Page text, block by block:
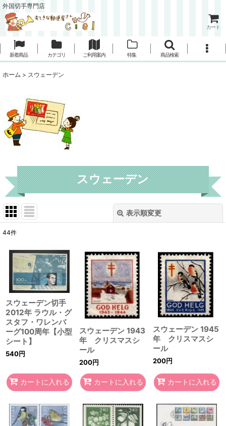
外国切手専門店
カート
新着商品 カテゴリ ご利用案内 特集 商品検索
ホーム > スウェーデン
スウェーデン
表示順変更
在庫あり
並び順:
絞り込む
44件
スウェーデン切手
2012年 ラウル・グ
スタフ・ワレンバ
ーグ100周年【小型
シート】
540円
カートに入れる
スウェーデン 1943
年 クリスマスシ
ール
200円
カートに入れる
スウェーデン 1945
年 クリスマスシ
ール
200円
カートに入れる